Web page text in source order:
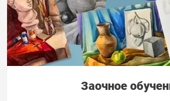
Заочное